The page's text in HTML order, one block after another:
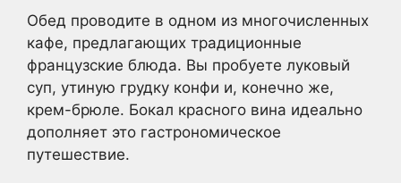
Обед проводите в одном из многочисленных
кафе, предлагающих традиционные
французские блюда. Вы пробуете луковый
суп, утиную грудку конфи и, конечно же,
крем-брюле. Бокал красного вина идеально
дополняет это гастрономическое
путешествие.